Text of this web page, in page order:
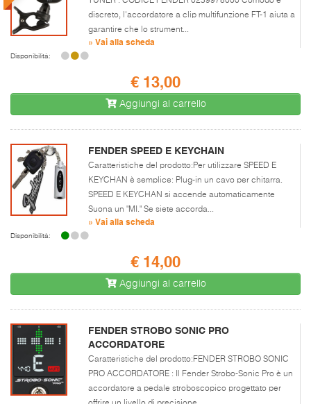
discreto, l'accordatore a clip multifunzione FT-1 aiuta a
garantire che lo strument...
» Vai alla scheda
Disponibilità:
€ 13,00
Aggiungi al carrello
FENDER SPEED E KEYCHAIN
Caratteristiche del prodotto:Per utilizzare SPEED E
KEYCHAN è semplice: Plug-in un cavo per chitarra.
SPEED E KEYCHAN si accende automaticamente
Suona un "MI." Se siete accorda...
» Vai alla scheda
Disponibilità:
€ 14,00
Aggiungi al carrello
FENDER STROBO SONIC PRO
ACCORDATORE
Caratteristiche del prodotto:FENDER STROBO SONIC
PRO ACCORDATORE : Il Fender Strobo-Sonic Pro è un
accordatore a pedale stroboscopico progettato per